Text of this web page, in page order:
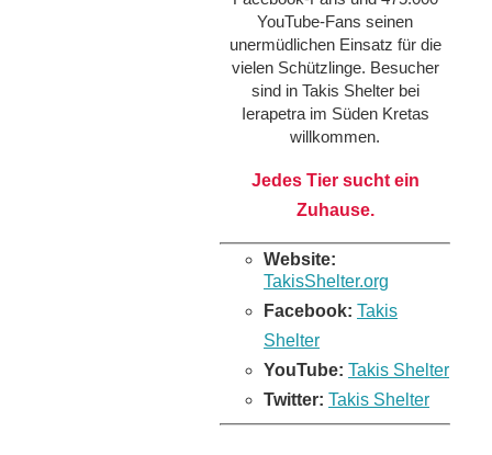
YouTube-Fans seinen
unermüdlichen Einsatz für die
vielen Schützlinge. Besucher
sind in Takis Shelter bei
Ierapetra im Süden Kretas
willkommen.
Jedes Tier sucht ein
Zuhause.
Website:
TakisShelter.org
Facebook: Takis
Shelter
YouTube: Takis Shelter
Twitter: Takis Shelter